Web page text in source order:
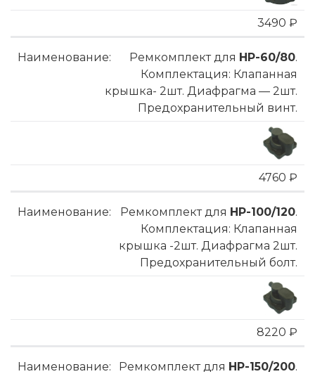
3490 ₽
Ремкомплект для HP-60/80.
Комплектация: Клапанная
крышка- 2шт. Диафрагма — 2шт.
Предохранительный винт.
4760 ₽
Ремкомплект для HP-100/120.
Комплектация: Клапанная
крышка -2шт. Диафрагма 2шт.
Предохранительный болт.
8220 ₽
Ремкомплект для HP-150/200.